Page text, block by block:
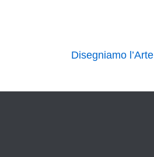
Disegniamo l’Arte